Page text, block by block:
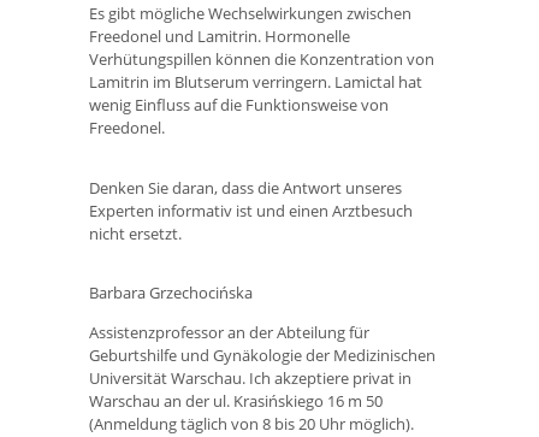
Es gibt mögliche Wechselwirkungen zwischen
Freedonel und Lamitrin. Hormonelle
Verhütungspillen können die Konzentration von
Lamitrin im Blutserum verringern. Lamictal hat
wenig Einfluss auf die Funktionsweise von
Freedonel.
Denken Sie daran, dass die Antwort unseres
Experten informativ ist und einen Arztbesuch
nicht ersetzt.
Barbara Grzechocińska
Assistenzprofessor an der Abteilung für
Geburtshilfe und Gynäkologie der Medizinischen
Universität Warschau. Ich akzeptiere privat in
Warschau an der ul. Krasińskiego 16 m 50
(Anmeldung täglich von 8 bis 20 Uhr möglich).